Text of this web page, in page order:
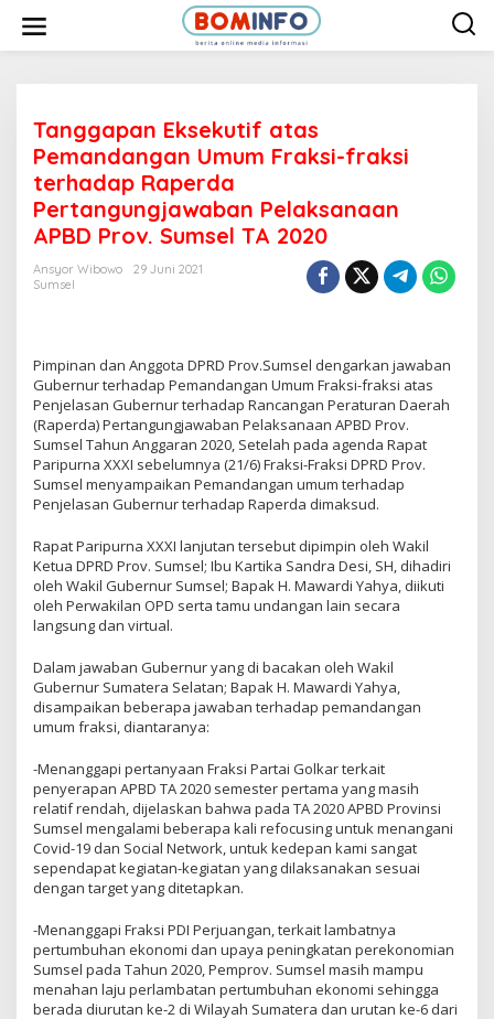
Tanggapan Eksekutif atas
Pemandangan Umum Fraksi-fraksi
terhadap Raperda
Pertangungjawaban Pelaksanaan
APBD Prov. Sumsel TA 2020
Ansyor Wibowo
29 Juni 2021
Sumsel
Pimpinan dan Anggota DPRD Prov.Sumsel dengarkan jawaban
Gubernur terhadap Pemandangan Umum Fraksi-fraksi atas
Penjelasan Gubernur terhadap Rancangan Peraturan Daerah
(Raperda) Pertangungjawaban Pelaksanaan APBD Prov.
Sumsel Tahun Anggaran 2020, Setelah pada agenda Rapat
Paripurna XXXI sebelumnya (21/6) Fraksi-Fraksi DPRD Prov.
Sumsel menyampaikan Pemandangan umum terhadap
Penjelasan Gubernur terhadap Raperda dimaksud.
Rapat Paripurna XXXI lanjutan tersebut dipimpin oleh Wakil
Ketua DPRD Prov. Sumsel; Ibu Kartika Sandra Desi, SH, dihadiri
oleh Wakil Gubernur Sumsel; Bapak H. Mawardi Yahya, diikuti
oleh Perwakilan OPD serta tamu undangan lain secara
langsung dan virtual.
Dalam jawaban Gubernur yang di bacakan oleh Wakil
Gubernur Sumatera Selatan; Bapak H. Mawardi Yahya,
disampaikan beberapa jawaban terhadap pemandangan
umum fraksi, diantaranya:
-Menanggapi pertanyaan Fraksi Partai Golkar terkait
penyerapan APBD TA 2020 semester pertama yang masih
relatif rendah, dijelaskan bahwa pada TA 2020 APBD Provinsi
Sumsel mengalami beberapa kali refocusing untuk menangani
Covid-19 dan Social Network, untuk kedepan kami sangat
sependapat kegiatan-kegiatan yang dilaksanakan sesuai
dengan target yang ditetapkan.
-Menanggapi Fraksi PDI Perjuangan, terkait lambatnya
pertumbuhan ekonomi dan upaya peningkatan perekonomian
Sumsel pada Tahun 2020, Pemprov. Sumsel masih mampu
menahan laju perlambatan pertumbuhan ekonomi sehingga
berada diurutan ke-2 di Wilayah Sumatera dan urutan ke-6 dari